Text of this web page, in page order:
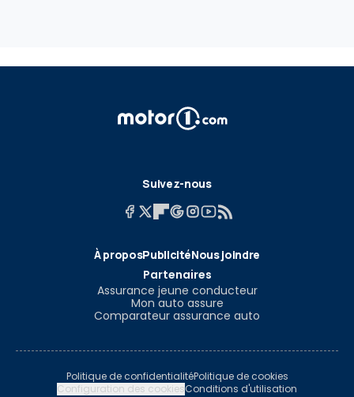
Suivez-nous
À proposPublicitéNous joindre
Partenaires
Assurance jeune conducteur
Mon auto assure
Comparateur assurance auto
Politique de confidentialitéPolitique de cookies
Configuration des cookiesConditions d'utilisation